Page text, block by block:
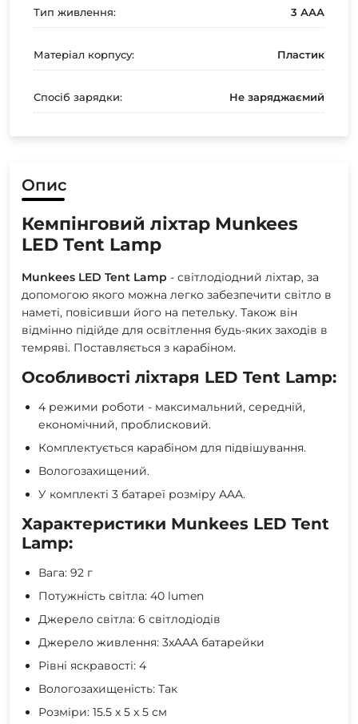
Тип живлення: 3 ААА
Матеріал корпусу: Пластик
Спосіб зарядки: Не заряджаємий
Опис
Кемпінговий ліхтар Munkees
LED Tent Lamp
Munkees LED Tent Lamp - світлодіодний ліхтар, за
допомогою якого можна легко забезпечити світло в
наметі, повісивши його на петельку. Також він
відмінно підійде для освітлення будь-яких заходів в
темряві. Поставляється з карабіном.
Особливості ліхтаря LED Tent Lamp:
4 режими роботи - максимальний, середній,
економічний, проблисковий.
Комплектується карабіном для підвішування.
Вологозахищений.
У комплекті 3 батареї розміру AAA.
Характеристики Munkees LED Tent
Lamp:
Вага: 92 г
Потужність світла: 40 lumen
Джерело світла: 6 світлодіодів
Джерело живлення: 3xAAA батарейки
Рівні яскравості: 4
Вологозахищеність: Так
Розміри: 15.5 х 5 х 5 см